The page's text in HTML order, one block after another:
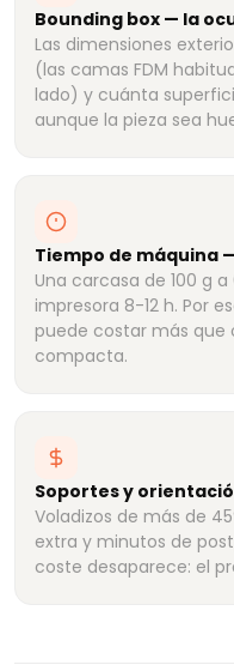
Bounding box — la
Las dimensiones
(las camas FDM
lado) y cuánta
aunque la pieza sea
Tiempo de máquina
Una carcasa de 100 g
impresora 8-12 h. Por
puede costar más que
compacta.
Soportes y
Voladizos de más de
extra y minutos de
coste desaparece: el